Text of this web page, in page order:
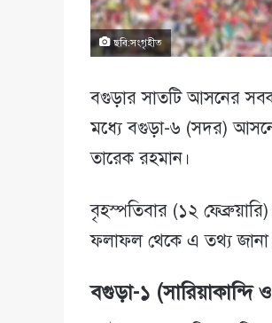
ছবি:সংগৃহীত
বগুড়ার সাতটি আসনের
মধ্যে বগুড়া-৬ (সদর) আসনে
তারেক রহমান।
বৃহস্পতিবার (১২ ফেব্রুয়ারি)
ফলাফল থেকে এ তথ্য জানা
বগুড়া-১ (সারিয়াকান্দি